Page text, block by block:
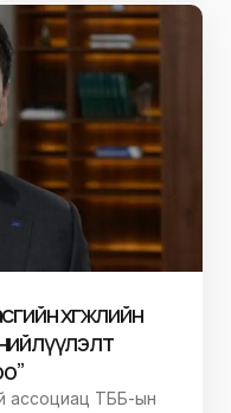
хөгжлийн
ассоциац ТББ-ын